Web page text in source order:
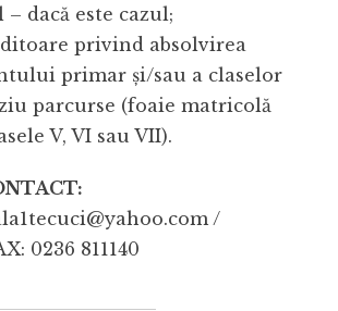
dacă este cazul;
privind absolvirea
primar şi/sau a claselor
parcurse (foaie matricolă
V, VI sau VII).
/
0236 811140